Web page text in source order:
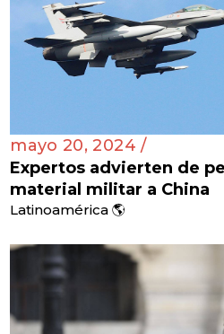
mayo 20, 2024 /
Expertos advierten de
material militar a China
Latinoamérica 🌎